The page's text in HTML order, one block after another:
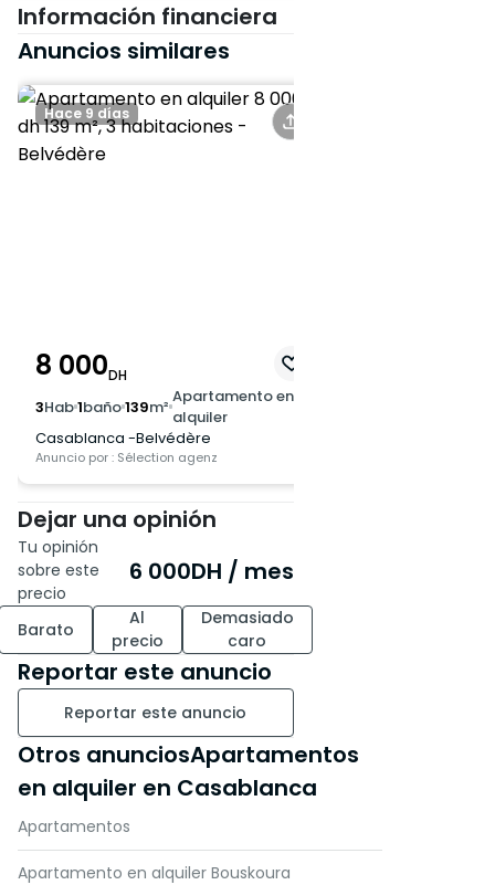
Información financiera
Anuncios similares
Hace 9 días
8 000DH
3Hab1baño139m²Apartamento en
alquiler
Casablanca -Belvédère
Anuncio por : Sélection agenz
Dejar una opinión
Tu opinión
sobre este
precio
6 000DH / mes
Barato
Al
precio
Demasiado
caro
Reportar este anuncio
Reportar este anuncio
Otros anunciosApartamentos
en alquiler en Casablanca
Apartamentos
Apartamento en alquiler Bouskoura